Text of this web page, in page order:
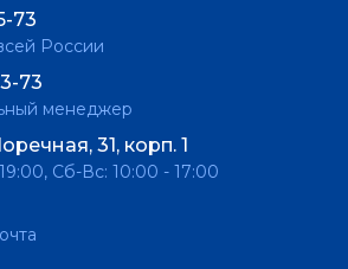
73
России
73
менеджер
31, корп. 1
Сб-Вс: 10:00 - 17:00